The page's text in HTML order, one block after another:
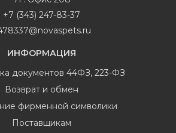
+7 (343) 247-83-37
ИНФОРМАЦИЯ
документов 44ФЗ, 223-ФЗ
Возврат и обмен
фирменной символики
Поставщикам